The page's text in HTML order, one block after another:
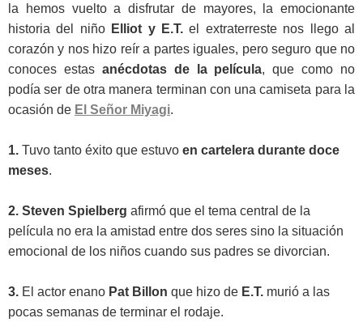
la hemos vuelto a disfrutar de mayores, la emocionante
historia del niño Elliot y E.T. el extraterreste nos llego al
corazón y nos hizo reír a partes iguales, pero seguro que no
conoces estas anécdotas de la película, que como no
podía ser de otra manera terminan con una camiseta para la
ocasión de El Señor Miyagi.
1. Tuvo tanto éxito que estuvo en cartelera durante doce
meses.
2. Steven Spielberg afirmó que el tema central de la
película no era la amistad entre dos seres sino la situación
emocional de los niños cuando sus padres se divorcian.
3. El actor enano Pat Billon que hizo de E.T. murió a las
pocas semanas de terminar el rodaje.